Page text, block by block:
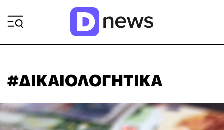
#ΔΙΚΑΙΟΛΟΓΗΤΙΚΑ